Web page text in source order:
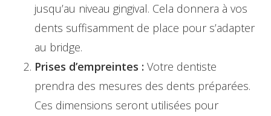
jusqu’au niveau gingival. Cela donnera à vos
dents suffisamment de place pour s’adapter
au bridge.
Prises d’empreintes : Votre dentiste
prendra des mesures des dents préparées.
Ces dimensions seront utilisées pour